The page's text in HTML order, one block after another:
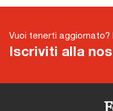
confronteranno in
presentazione del
Vuoi tenerti aggiornato?
Iscriviti alla